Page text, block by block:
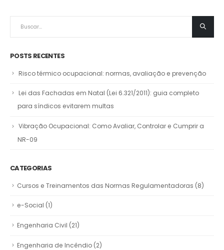
POSTS RECENTES
Risco térmico ocupacional: normas, avaliação e prevenção
Lei das Fachadas em Natal (Lei 6.321/2011): guia completo
para síndicos evitarem multas
Vibração Ocupacional: Como Avaliar, Controlar e Cumprir a
NR-09
CATEGORIAS
Cursos e Treinamentos das Normas Regulamentadoras (8)
e-Social (1)
Engenharia Civil (21)
Engenharia de Incêndio (2)